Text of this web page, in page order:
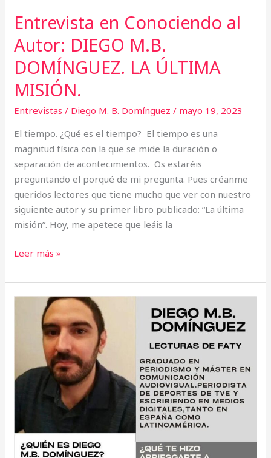
Entrevista en Conociendo al
Autor: DIEGO M.B.
DOMÍNGUEZ. LA ÚLTIMA
MISIÓN.
Entrevistas / Diego M. B. Domínguez/ mayo 19, 2023
El tiempo. ¿Qué es el tiempo? El tiempo es una
magnitud física con la que se mide la duración o
separación de acontecimientos. Os estaréis
preguntando el porqué de mi pregunta. Pues créanme
queridos lectores que tiene mucho que ver con nuestro
siguiente autor y su primer libro publicado: “La última
misión”. Hoy, me apetece que leáis la
Leer más »
Entrevista
Domínguez
@lecturasdefaty